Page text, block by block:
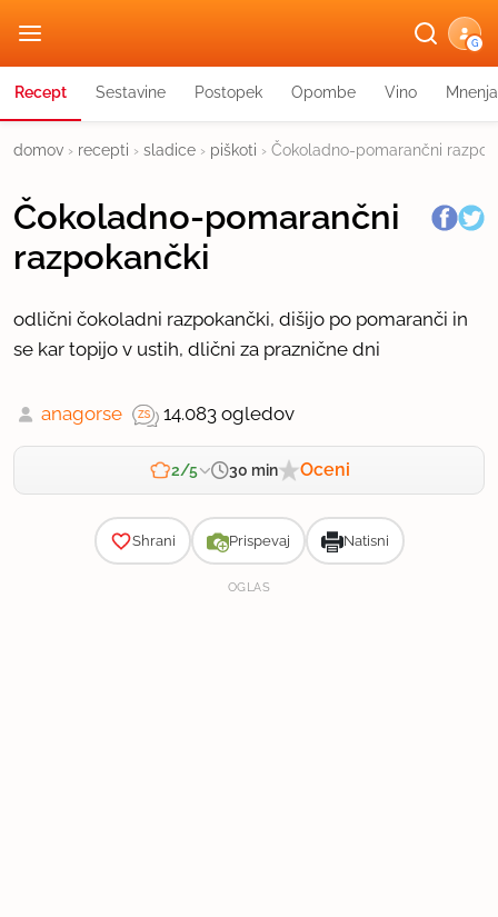
G
Recept Sestavine Postopek Opombe Vino Mnenja
domov › recepti › sladice › piškoti › Čokoladno-pomarančni
Čokoladno-pomarančni
razpokančki
odlični čokoladni razpokančki, dišijo po pomaranči in
se kar topijo v ustih, dlični za praznične dni
anagorse 14.083 ogledov
2/5 30 min Oceni
Shrani Prispevaj Natisni
OGLAS